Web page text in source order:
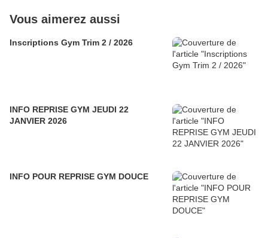
Vous aimerez aussi
Inscriptions Gym Trim 2 / 2026
INFO REPRISE GYM JEUDI 22
JANVIER 2026
INFO POUR REPRISE GYM DOUCE